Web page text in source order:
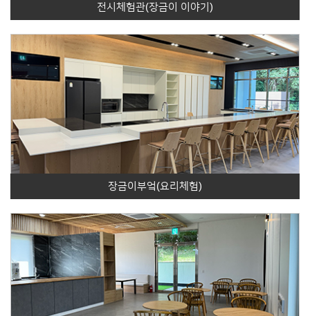
전시체험관(장금이 이야기)
장금이부엌(요리체험)